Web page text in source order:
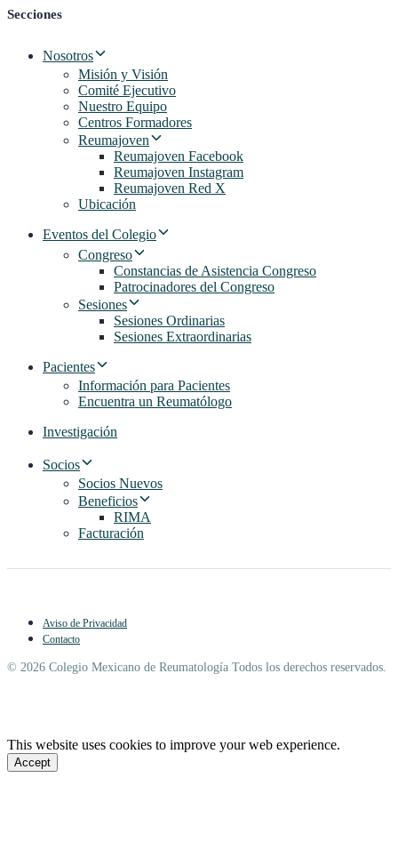
Secciones
Nosotros
Misión y Visión
Comité Ejecutivo
Nuestro Equipo
Centros Formadores
Reumajoven
Reumajoven Facebook
Reumajoven Instagram
Reumajoven Red X
Ubicación
Eventos del Colegio
Congreso
Constancias de Asistencia Congreso
Patrocinadores del Congreso
Sesiones
Sesiones Ordinarias
Sesiones Extraordinarias
Pacientes
Información para Pacientes
Encuentra un Reumatólogo
Investigación
Socios
Socios Nuevos
Beneficios
RIMA
Facturación
Aviso de Privacidad
Contacto
© 2026 Colegio Mexicano de Reumatología Todos los derechos reservados.
This website uses cookies to improve your web experience.
Accept